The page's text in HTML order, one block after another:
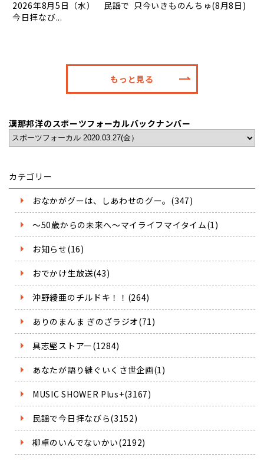
2026年8月5日（水） 民謡で
今日拝なび...
只今いきものんちゅ(8月8日)
もっと見る
漢那邦洋のスポーツフォーカルバックナンバー
カテゴリー
おなかがグーは、しあわせのグー。(347)
～50歳からの未来へ～マイライフマイタイム(1)
お知らせ(16)
おでかけ生放送(43)
沖野綾亜のチルドキ！！(264)
ありのまんま ぎのざラジオ(71)
具志堅ストアー(1284)
あなたが語り継ぐいくさ世企画(1)
MUSIC SHOWER Plus+(3167)
民謡で今日拝なびら(3152)
柳卓のいんでないかい(2192)